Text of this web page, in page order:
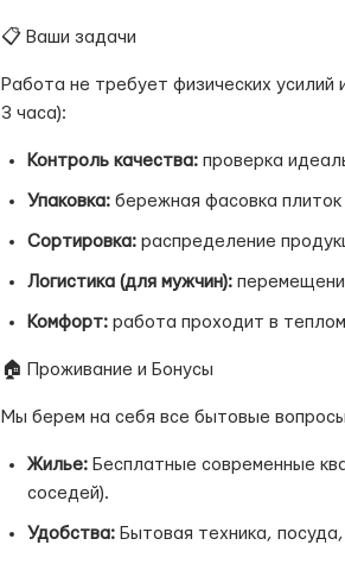
📋 Ваши задачи
Работа не требует физических усилий
3 часа):
Контроль качества: проверка
Упаковка: бережная фасовка
Сортировка: распределение
Логистика (для мужчин):
Комфорт: работа проходит в
🏠 Проживание и Бонусы
Мы берем на себя все бытовые
Жилье: Бесплатные современные
соседей).
Удобства: Бытовая техника,